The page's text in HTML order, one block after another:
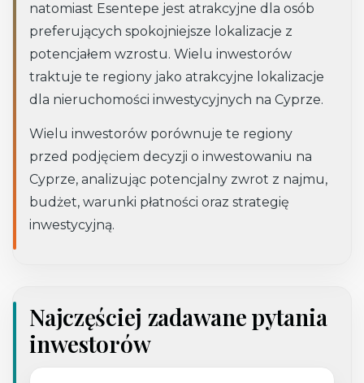
natomiast Esentepe jest atrakcyjne dla osób
preferujących spokojniejsze lokalizacje z
potencjałem wzrostu. Wielu inwestorów
traktuje te regiony jako atrakcyjne lokalizacje
dla nieruchomości inwestycyjnych na Cyprze.
Wielu inwestorów porównuje te regiony
przed podjęciem decyzji o inwestowaniu na
Cyprze, analizując potencjalny zwrot z najmu,
budżet, warunki płatności oraz strategię
inwestycyjną.
Najczęściej zadawane pytania
inwestorów